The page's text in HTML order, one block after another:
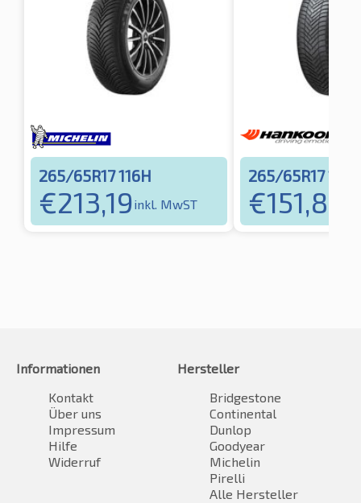
265/65R17 116H
€213,19inkl. MwST
265/65R17 116H
€151,86
Informationen
Kontakt
Über uns
Impressum
Hilfe
Widerruf
Hersteller
Bridgestone
Continental
Dunlop
Goodyear
Michelin
Pirelli
Alle Hersteller